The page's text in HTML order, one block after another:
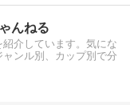
んねる
介しています。気にな
ンル別、カップ別で分